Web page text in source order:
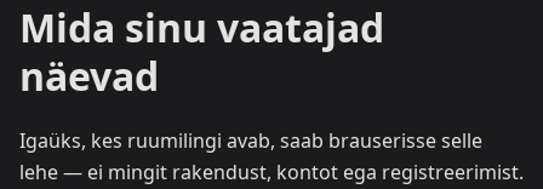
Mida sinu vaatajad
näevad
Igaüks, kes ruumilingi avab, saab brauserisse selle
lehe — ei mingit rakendust, kontot ega registreerimist.